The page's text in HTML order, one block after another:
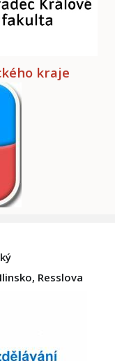
kraje
Resslova